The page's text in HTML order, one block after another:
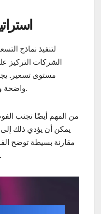
لتنفيذ نماذج
الشركات التركيز
مستوى تسعير.
واضحة وتبرز القيمة المضافة لكل خيار.
من المهم أيضًا تجنب
يمكن أن يؤدي ذلك
مقارنة بسيطة توضح
يسهل على العملاء اتخاذ القرار.